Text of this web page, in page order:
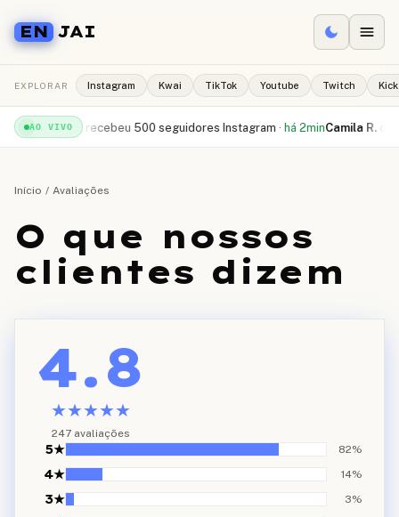
EN JAI
EXPLORAR Instagram Kwai TikTok Youtube Twitch Kick
AO VIVO
Rafael S. recebeu 500 seguidores Instagram ·há 2minCamila R. comprou
Início / Avaliações
O que nossos
clientes dizem
4.8
★★★★★
247avaliações
5★ 82%
4★ 14%
3★ 3%